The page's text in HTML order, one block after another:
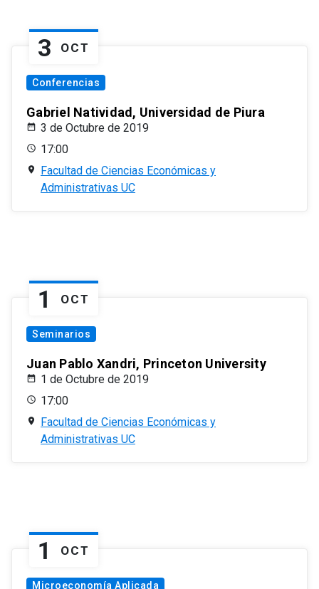
3 OCT
Conferencias
Gabriel Natividad, Universidad de Piura
3 de Octubre de 2019
17:00
Facultad de Ciencias Económicas y
Administrativas UC
1 OCT
Seminarios
Juan Pablo Xandri, Princeton University
1 de Octubre de 2019
17:00
Facultad de Ciencias Económicas y
Administrativas UC
1 OCT
Microeconomía Aplicada